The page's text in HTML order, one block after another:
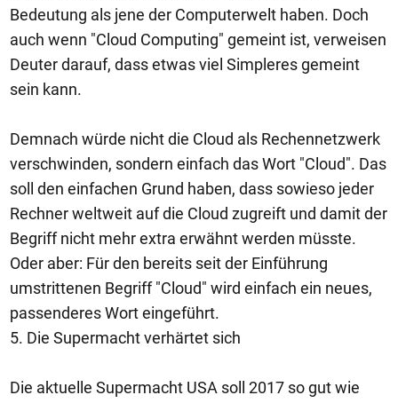
Bedeutung als jene der Computerwelt haben. Doch
auch wenn "Cloud Computing" gemeint ist, verweisen
Deuter darauf, dass etwas viel Simpleres gemeint
sein kann.
Demnach würde nicht die Cloud als Rechennetzwerk
verschwinden, sondern einfach das Wort "Cloud". Das
soll den einfachen Grund haben, dass sowieso jeder
Rechner weltweit auf die Cloud zugreift und damit der
Begriff nicht mehr extra erwähnt werden müsste.
Oder aber: Für den bereits seit der Einführung
umstrittenen Begriff "Cloud" wird einfach ein neues,
passenderes Wort eingeführt.
5. Die Supermacht verhärtet sich
Die aktuelle Supermacht USA soll 2017 so gut wie